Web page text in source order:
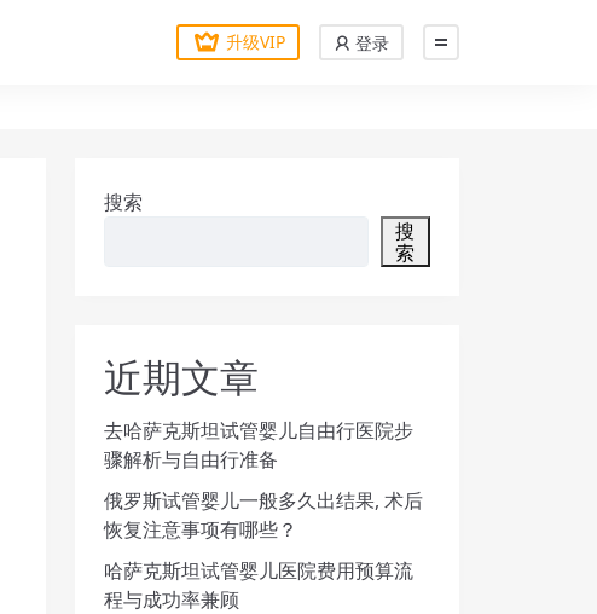
升级VIP 登录
搜索
搜
索
近期文章
去哈萨克斯坦试管婴儿自由行医院步
骤解析与自由行准备
俄罗斯试管婴儿一般多久出结果, 术后
恢复注意事项有哪些？
哈萨克斯坦试管婴儿医院费用预算流
程与成功率兼顾